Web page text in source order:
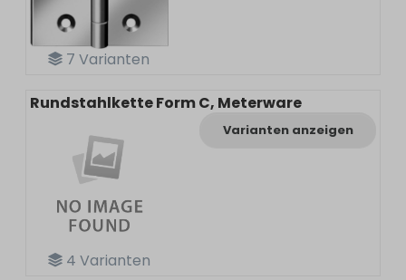
7 Varianten
4 Varianten
Rundstahlkette Form C, Meterware
Varianten anzeigen